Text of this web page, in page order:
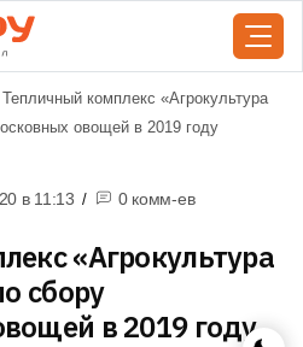
комплекс «Агрокультура
овощей в 2019 году
в 11:13 0 комм-ев
«Агрокультура
сбору
в 2019 году